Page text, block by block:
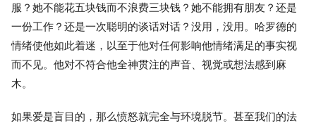
服？她不能花五块钱而不浪费三块钱？她不能拥有朋友？还是
一份工作？还是一次聪明的谈话对话？没用，没用。哈罗德的
情绪使他如此着迷，以至于他对任何影响他情绪满足的事实视
而不见。他对不符合他全神贯注的声音、视觉或想法感到麻
木。
如果爱是盲目的，那么愤怒就完全与环境脱节。甚至我们的法